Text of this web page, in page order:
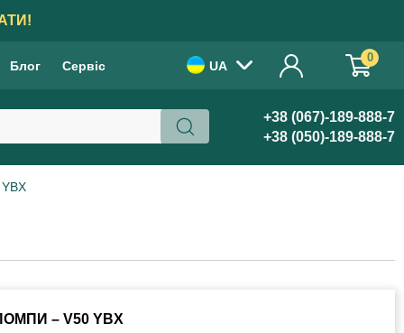
Блог Сервіс UA
0
+38 (067)-189-888-7
+38 (050)-189-888-7
– V50 YBX